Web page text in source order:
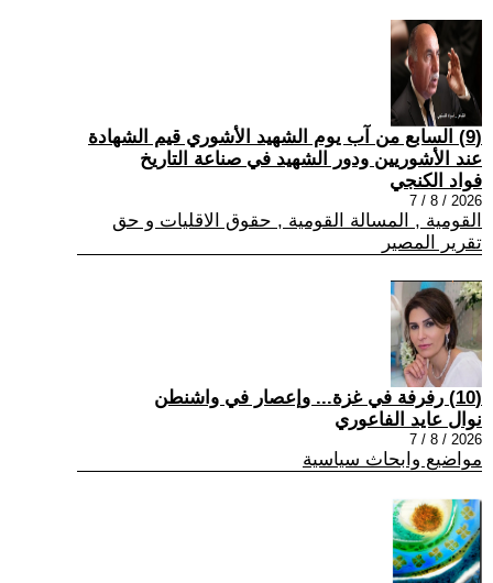
(9) السابع من آب يوم الشهيد الأشوري قيم الشهادة
عند الأشوريين ودور الشهيد في صناعة التاريخ
فواد الكنجي
2026 / 8 / 7
القومية , المسالة القومية , حقوق الاقليات و حق
تقرير المصير
(10) رفرفة في غزة... وإعصار في واشنطن
نوال عايد الفاعوري
2026 / 8 / 7
مواضيع وابحاث سياسية